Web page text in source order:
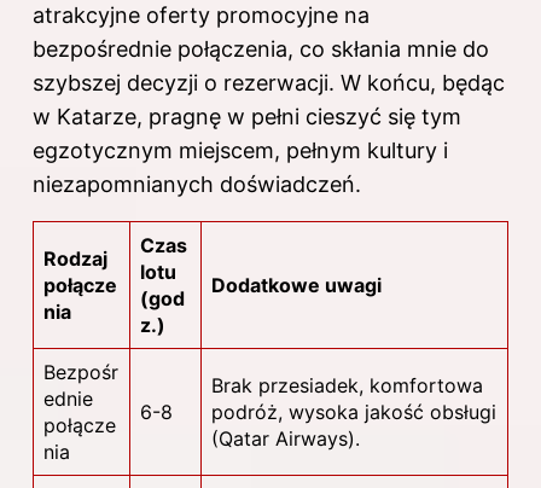
atrakcyjne oferty promocyjne na
bezpośrednie połączenia, co skłania mnie do
szybszej decyzji o rezerwacji. W końcu, będąc
w Katarze, pragnę w pełni cieszyć się tym
egzotycznym miejscem, pełnym kultury i
niezapomnianych doświadczeń.
Rodzaj
połącze
nia
Czas
lotu
(god
z.)
Dodatkowe uwagi
Bezpośr
ednie
połącze
nia
6-8
Brak przesiadek, komfortowa
podróż, wysoka jakość obsługi
(Qatar Airways).